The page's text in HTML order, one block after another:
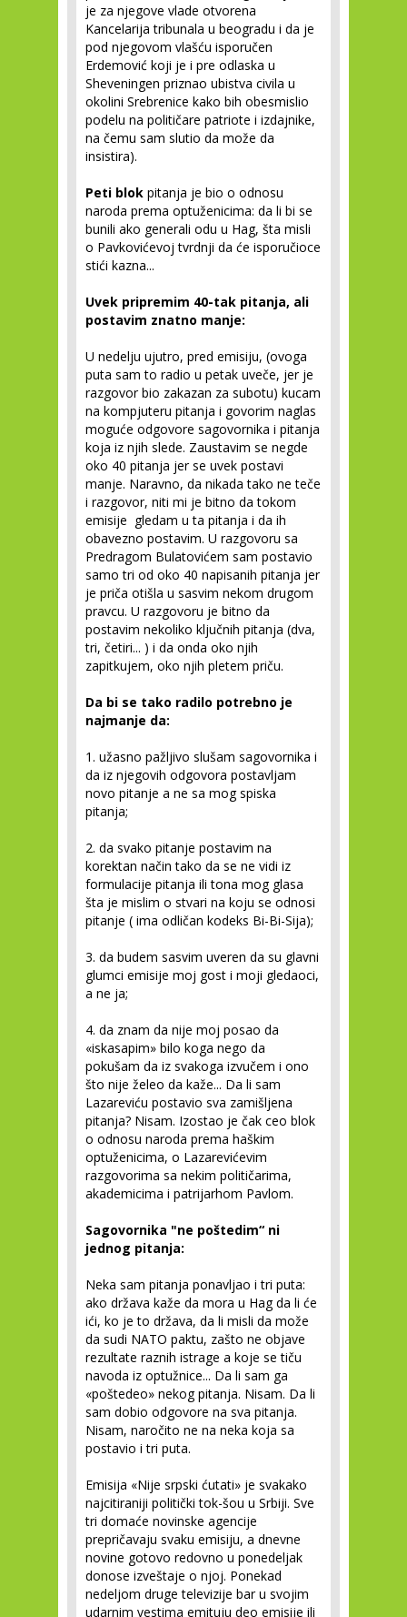
je za njegove vlade otvorena
Kancelarija tribunala u beogradu i da je
pod njegovom vlašću isporučen
Erdemović koji je i pre odlaska u
Sheveningen priznao ubistva civila u
okolini Srebrenice kako bih obesmislio
podelu na političare patriote i izdajnike,
na čemu sam slutio da može da
insistira).
Peti blok pitanja je bio o odnosu
naroda prema optuženicima: da li bi se
bunili ako generali odu u Hag, šta misli
o Pavkovićevoj tvrdnji da će isporučioce
stići kazna...
Uvek pripremim 40-tak pitanja, ali
postavim znatno manje:
U nedelju ujutro, pred emisiju, (ovoga
puta sam to radio u petak uveče, jer je
razgovor bio zakazan za subotu) kucam
na kompjuteru pitanja i govorim naglas
moguće odgovore sagovornika i pitanja
koja iz njih slede. Zaustavim se negde
oko 40 pitanja jer se uvek postavi
manje. Naravno, da nikada tako ne teče
i razgovor, niti mi je bitno da tokom
emisije gledam u ta pitanja i da ih
obavezno postavim. U razgovoru sa
Predragom Bulatovićem sam postavio
samo tri od oko 40 napisanih pitanja jer
je priča otišla u sasvim nekom drugom
pravcu. U razgovoru je bitno da
postavim nekoliko ključnih pitanja (dva,
tri, četiri... ) i da onda oko njih
zapitkujem, oko njih pletem priču.
Da bi se tako radilo potrebno je
najmanje da:
1. užasno pažljivo slušam sagovornika i
da iz njegovih odgovora postavljam
novo pitanje a ne sa mog spiska
pitanja;
2. da svako pitanje postavim na
korektan način tako da se ne vidi iz
formulacije pitanja ili tona mog glasa
šta je mislim o stvari na koju se odnosi
pitanje ( ima odličan kodeks Bi-Bi-Sija);
3. da budem sasvim uveren da su glavni
glumci emisije moj gost i moji gledaoci,
a ne ja;
4. da znam da nije moj posao da
«iskasapim» bilo koga nego da
pokušam da iz svakoga izvučem i ono
što nije želeo da kaže... Da li sam
Lazareviću postavio sva zamišljena
pitanja? Nisam. Izostao je čak ceo blok
o odnosu naroda prema haškim
optuženicima, o Lazarevićevim
razgovorima sa nekim političarima,
akademicima i patrijarhom Pavlom.
Sagovornika "ne poštedim“ ni
jednog pitanja:
Neka sam pitanja ponavljao i tri puta:
ako država kaže da mora u Hag da li će
ići, ko je to država, da li misli da može
da sudi NATO paktu, zašto ne objave
rezultate raznih istrage a koje se tiču
navoda iz optužnice... Da li sam ga
«poštedeo» nekog pitanja. Nisam. Da li
sam dobio odgovore na sva pitanja.
Nisam, naročito ne na neka koja sa
postavio i tri puta.
Emisija «Nije srpski ćutati» je svakako
najcitiraniji politički tok-šou u Srbiji. Sve
tri domaće novinske agencije
prepričavaju svaku emisiju, a dnevne
novine gotovo redovno u ponedeljak
donose izveštaje o njoj. Ponekad
nedeljom druge televizije bar u svojim
udarnim vestima emituju deo emisije ili